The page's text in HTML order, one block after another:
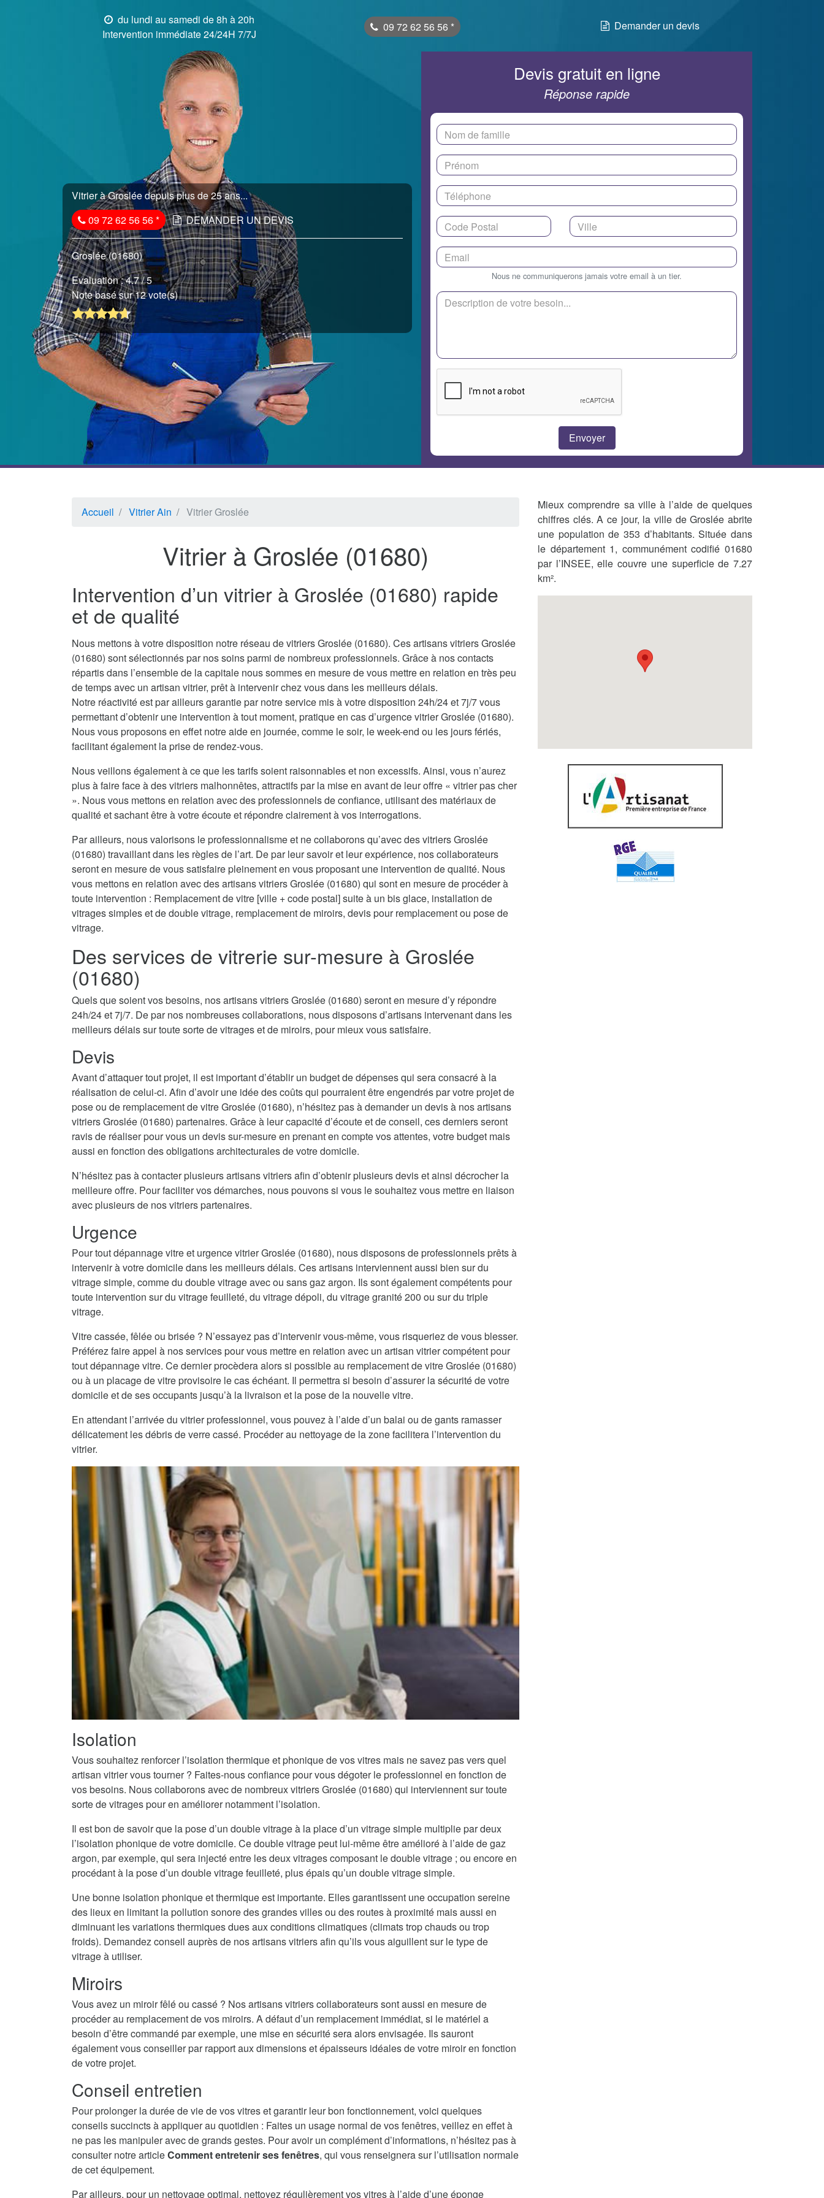
du lundi au samedi de 8h à 20h
Intervention immédiate 24/24H 7/7J
09 72 62 56 56 * Demander un devis
Vitrier à Groslée depuis plus de 25 ans...
09 72 62 56 56* DEMANDER UN DEVIS
Groslée (01680)
Evaluation :4.7/ 5
Note basé sur 12 vote(s)
Devis gratuit en ligne
Réponse rapide
Nous ne communiquerons jamais votre email à un tier.
Accueil Vitrier Ain Vitrier Groslée
Vitrier à Groslée (01680)
Intervention d’un vitrier à Groslée (01680) rapide
et de qualité
Nous mettons à votre disposition notre réseau de vitriers Groslée (01680). Ces artisans vitriers Groslée
(01680) sont sélectionnés par nos soins parmi de nombreux professionnels. Grâce à nos contacts
répartis dans l’ensemble de la capitale nous sommes en mesure de vous mettre en relation en très peu
de temps avec un artisan vitrier, prêt à intervenir chez vous dans les meilleurs délais.
Notre réactivité est par ailleurs garantie par notre service mis à votre disposition 24h/24 et 7j/7 vous
permettant d’obtenir une intervention à tout moment, pratique en cas d’urgence vitrier Groslée (01680).
Nous vous proposons en effet notre aide en journée, comme le soir, le week-end ou les jours fériés,
facilitant également la prise de rendez-vous.
Nous veillons également à ce que les tarifs soient raisonnables et non excessifs. Ainsi, vous n’aurez
plus à faire face à des vitriers malhonnêtes, attractifs par la mise en avant de leur offre « vitrier pas cher
». Nous vous mettons en relation avec des professionnels de confiance, utilisant des matériaux de
qualité et sachant être à votre écoute et répondre clairement à vos interrogations.
Par ailleurs, nous valorisons le professionnalisme et ne collaborons qu’avec des vitriers Groslée
(01680) travaillant dans les règles de l’art. De par leur savoir et leur expérience, nos collaborateurs
seront en mesure de vous satisfaire pleinement en vous proposant une intervention de qualité. Nous
vous mettons en relation avec des artisans vitriers Groslée (01680) qui sont en mesure de procéder à
toute intervention : Remplacement de vitre [ville + code postal] suite à un bis glace, installation de
vitrages simples et de double vitrage, remplacement de miroirs, devis pour remplacement ou pose de
vitrage.
Des services de vitrerie sur-mesure à Groslée
(01680)
Quels que soient vos besoins, nos artisans vitriers Groslée (01680) seront en mesure d’y répondre
24h/24 et 7j/7. De par nos nombreuses collaborations, nous disposons d’artisans intervenant dans les
meilleurs délais sur toute sorte de vitrages et de miroirs, pour mieux vous satisfaire.
Devis
Avant d’attaquer tout projet, il est important d’établir un budget de dépenses qui sera consacré à la
réalisation de celui-ci. Afin d’avoir une idée des coûts qui pourraient être engendrés par votre projet de
pose ou de remplacement de vitre Groslée (01680), n’hésitez pas à demander un devis à nos artisans
vitriers Groslée (01680) partenaires. Grâce à leur capacité d’écoute et de conseil, ces derniers seront
ravis de réaliser pour vous un devis sur-mesure en prenant en compte vos attentes, votre budget mais
aussi en fonction des obligations architecturales de votre domicile.
N’hésitez pas à contacter plusieurs artisans vitriers afin d’obtenir plusieurs devis et ainsi décrocher la
meilleure offre. Pour faciliter vos démarches, nous pouvons si vous le souhaitez vous mettre en liaison
avec plusieurs de nos vitriers partenaires.
Urgence
Pour tout dépannage vitre et urgence vitrier Groslée (01680), nous disposons de professionnels prêts à
intervenir à votre domicile dans les meilleurs délais. Ces artisans interviennent aussi bien sur du
vitrage simple, comme du double vitrage avec ou sans gaz argon. Ils sont également compétents pour
toute intervention sur du vitrage feuilleté, du vitrage dépoli, du vitrage granité 200 ou sur du triple
vitrage.
Vitre cassée, fêlée ou brisée ? N’essayez pas d’intervenir vous-même, vous risqueriez de vous blesser.
Préférez faire appel à nos services pour vous mettre en relation avec un artisan vitrier compétent pour
tout dépannage vitre. Ce dernier procèdera alors si possible au remplacement de vitre Groslée (01680)
ou à un placage de vitre provisoire le cas échéant. Il permettra si besoin d’assurer la sécurité de votre
domicile et de ses occupants jusqu’à la livraison et la pose de la nouvelle vitre.
En attendant l’arrivée du vitrier professionnel, vous pouvez à l’aide d’un balai ou de gants ramasser
délicatement les débris de verre cassé. Procéder au nettoyage de la zone facilitera l’intervention du
vitrier.
Isolation
Vous souhaitez renforcer l’isolation thermique et phonique de vos vitres mais ne savez pas vers quel
artisan vitrier vous tourner ? Faites-nous confiance pour vous dégoter le professionnel en fonction de
vos besoins. Nous collaborons avec de nombreux vitriers Groslée (01680) qui interviennent sur toute
sorte de vitrages pour en améliorer notamment l’isolation.
Il est bon de savoir que la pose d’un double vitrage à la place d’un vitrage simple multiplie par deux
l’isolation phonique de votre domicile. Ce double vitrage peut lui-même être amélioré à l’aide de gaz
argon, par exemple, qui sera injecté entre les deux vitrages composant le double vitrage ; ou encore en
procédant à la pose d’un double vitrage feuilleté, plus épais qu’un double vitrage simple.
Une bonne isolation phonique et thermique est importante. Elles garantissent une occupation sereine
des lieux en limitant la pollution sonore des grandes villes ou des routes à proximité mais aussi en
diminuant les variations thermiques dues aux conditions climatiques (climats trop chauds ou trop
froids). Demandez conseil auprès de nos artisans vitriers afin qu’ils vous aiguillent sur le type de
vitrage à utiliser.
Miroirs
Vous avez un miroir fêlé ou cassé ? Nos artisans vitriers collaborateurs sont aussi en mesure de
procéder au remplacement de vos miroirs. A défaut d’un remplacement immédiat, si le matériel a
besoin d’être commandé par exemple, une mise en sécurité sera alors envisagée. Ils sauront
également vous conseiller par rapport aux dimensions et épaisseurs idéales de votre miroir en fonction
de votre projet.
Conseil entretien
Pour prolonger la durée de vie de vos vitres et garantir leur bon fonctionnement, voici quelques
conseils succincts à appliquer au quotidien : Faites un usage normal de vos fenêtres, veillez en effet à
ne pas les manipuler avec de grands gestes. Pour avoir un complément d’informations, n’hésitez pas à
consulter notre articleComment entretenir ses fenêtres, qui vous renseignera sur l’utilisation normale
de cet équipement.
Par ailleurs, pour un nettoyage optimal, nettoyez régulièrement vos vitres à l’aide d’une éponge
Mieux comprendre sa ville à l’aide de quelques
chiffres clés. A ce jour, la ville de Groslée abrite
une population de 353 d’habitants. Située dans
le département 1, communément codifié 01680
par l’INSEE, elle couvre une superficie de 7.27
km².